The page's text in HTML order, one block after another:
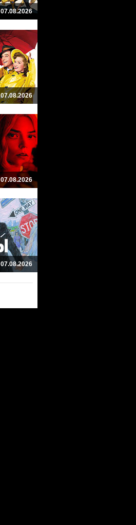
07.08.2026
07.08.2026
07.08.2026
07.08.2026